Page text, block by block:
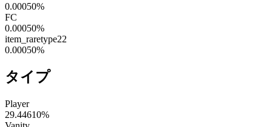
0.00050%
FC
0.00050%
item_raretype22
0.00050%
タイプ
Player
29.44610%